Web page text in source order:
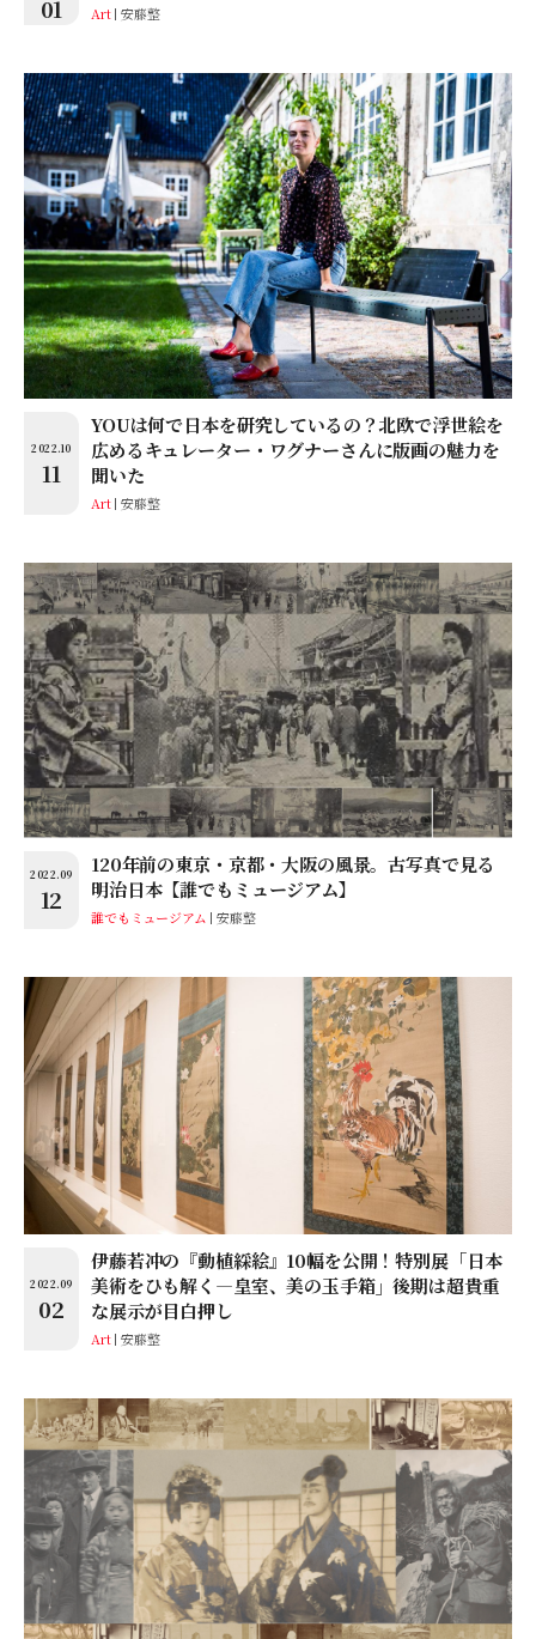
01 Art 安藤整
2022.10
11
YOUは何で日本を研究しているの？北欧で浮世絵を
広めるキュレーター・ワグナーさんに版画の魅力を
聞いた
Art 安藤整
2022.09
12
120年前の東京・京都・大阪の風景。古写真で見る
明治日本【誰でもミュージアム】
誰でもミュージアム 安藤整
2022.09
02
伊藤若冲の『動植綵絵』10幅を公開！特別展「日本
美術をひも解く―皇室、美の玉手箱」後期は超貴重
な展示が目白押し
Art 安藤整